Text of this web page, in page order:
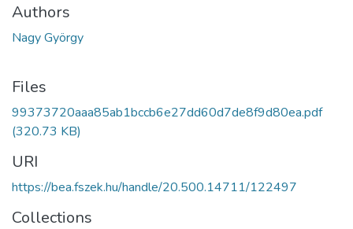
Authors
Nagy György
Files
99373720aaa85ab1bccb6e27dd60d7de8f9d80ea.pdf
(320.73 KB)
URI
https://bea.fszek.hu/handle/20.500.14711/122497
Collections